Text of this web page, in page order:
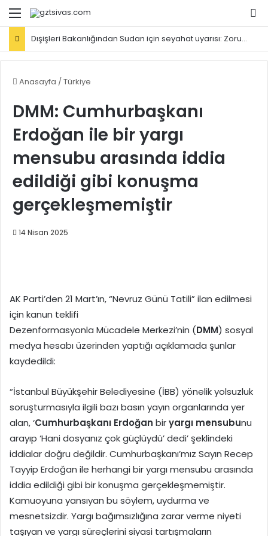
Menü
Dışişleri Bakanlığından Sudan için seyahat uyarısı: Zorunlu değilse gitmeyin
Anasayfa /Türkiye
DMM: Cumhurbaşkanı
Erdoğan ile bir yargı
mensubu arasında iddia
edildiği gibi konuşma
gerçekleşmemiştir
14 Nisan 2025
AK Parti’den 21 Mart’ın, “Nevruz Günü Tatili” ilan edilmesi
için kanun teklifi
Dezenformasyonla Mücadele Merkezi’nin (DMM) sosyal
medya hesabı üzerinden yaptığı açıklamada şunlar
kaydedildi:
“İstanbul Büyükşehir Belediyesine (İBB) yönelik yolsuzluk
soruşturmasıyla ilgili bazı basın yayın organlarında yer
alan, ‘Cumhurbaşkanı Erdoğan biryargı mensubunu
arayıp ‘Hani dosyanız çok güçlüydü’ dedi’ şeklindeki
iddialar doğru değildir. Cumhurbaşkanı’mız Sayın Recep
Tayyip Erdoğan ile herhangi bir yargı mensubu arasında
iddia edildiği gibi bir konuşma gerçekleşmemiştir.
Kamuoyuna yansıyan bu söylem, uydurma ve
mesnetsizdir. Yargı bağımsızlığına zarar verme niyeti
taşıyan ve yargı süreçlerini siyasi tartışmaların